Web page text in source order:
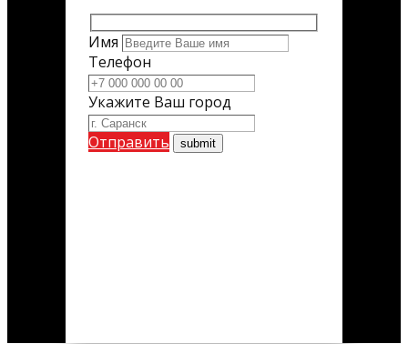
Имя
Телефон
Укажите Ваш город
Отправить